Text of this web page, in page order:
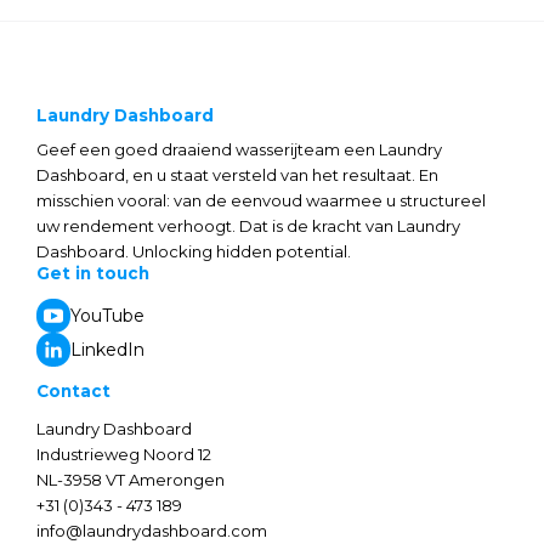
Laundry Dashboard
Geef een goed draaiend wasserijteam een Laundry
Dashboard, en u staat versteld van het resultaat. En
misschien vooral: van de eenvoud waarmee u structureel
uw rendement verhoogt. Dat is de kracht van Laundry
Dashboard. Unlocking hidden potential.
Get in touch
YouTube
LinkedIn
Contact
Laundry Dashboard
Industrieweg Noord 12
NL-3958 VT Amerongen
+31 (0)343 - 473 189
info@laundrydashboard.com